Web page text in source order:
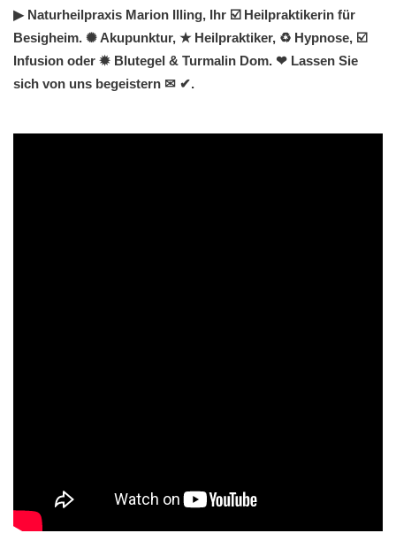
▶︎ Naturheilpraxis Marion Illing, Ihr ☑️ Heilpraktikerin für
Besigheim. ✺ Akupunktur, ★ Heilpraktiker, ♻ Hypnose, ☑️
Infusion oder ✹ Blutegel & Turmalin Dom. ❤ Lassen Sie
sich von uns begeistern ✉ ✔.